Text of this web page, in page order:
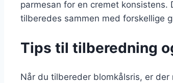
parmesan for en cremet
tilberedes sammen med forskellige
Tips til tilberedning
Når du tilbereder blomkålsris, er